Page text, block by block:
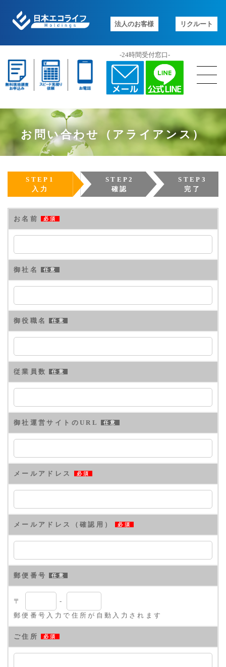
法人のお客様 リクルート
-24時間受付窓口-
お問い合わせ（アライアンス）
STEP1
入力
STEP2
確認
STEP3
完了
お名前 必須
御社名 任意
御役職名 任意
従業員数 任意
御社運営サイトのURL 任意
メールアドレス 必須
メールアドレス（確認用） 必須
郵便番号 任意
〒
-
郵便番号入力で住所が自動入力されます
ご住所 必須